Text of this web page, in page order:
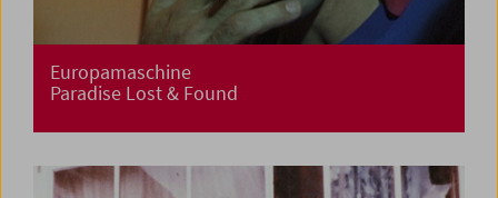
Europamaschine
Paradise Lost & Found